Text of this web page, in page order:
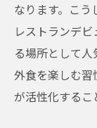
なります。こう
レストランデ
る場所として
外食を楽しむ
が活性化するこ